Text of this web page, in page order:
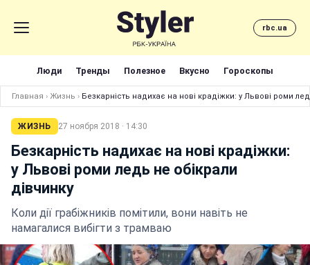
rbc.ua
Люди Тренды Полезное Вкусно Гороскопы
Главная › Жизнь › Безкарність надихає на нові крадіжки: у Львові роми
ЖИЗНЬ 27 ноября 2018 · 14:30
Безкарність надихає на нові крадіжки:
у Львові роми ледь не обікрали
дівчинку
Коли дії грабіжників помітили, вони навіть не
намагалися вибігти з трамваю